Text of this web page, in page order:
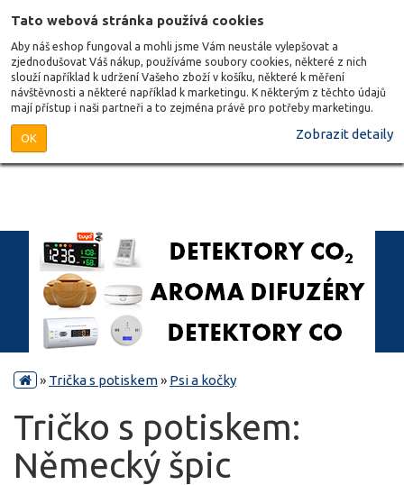
Tato webová stránka používá cookies
Aby náš eshop fungoval a mohli jsme Vám neustále vylepšovat a
zjednodušovat Váš nákup, používáme soubory cookies, některé z nich
slouží například k udržení Vašeho zboží v košíku, některé k měření
návštěvnosti a některé například k marketingu. K některým z těchto údajů
mají přístup i naši partneři a to zejména právě pro potřeby marketingu.
OK Zobrazit detaily
» Trička s potiskem» Psi a kočky
Tričko s potiskem:
Německý špic